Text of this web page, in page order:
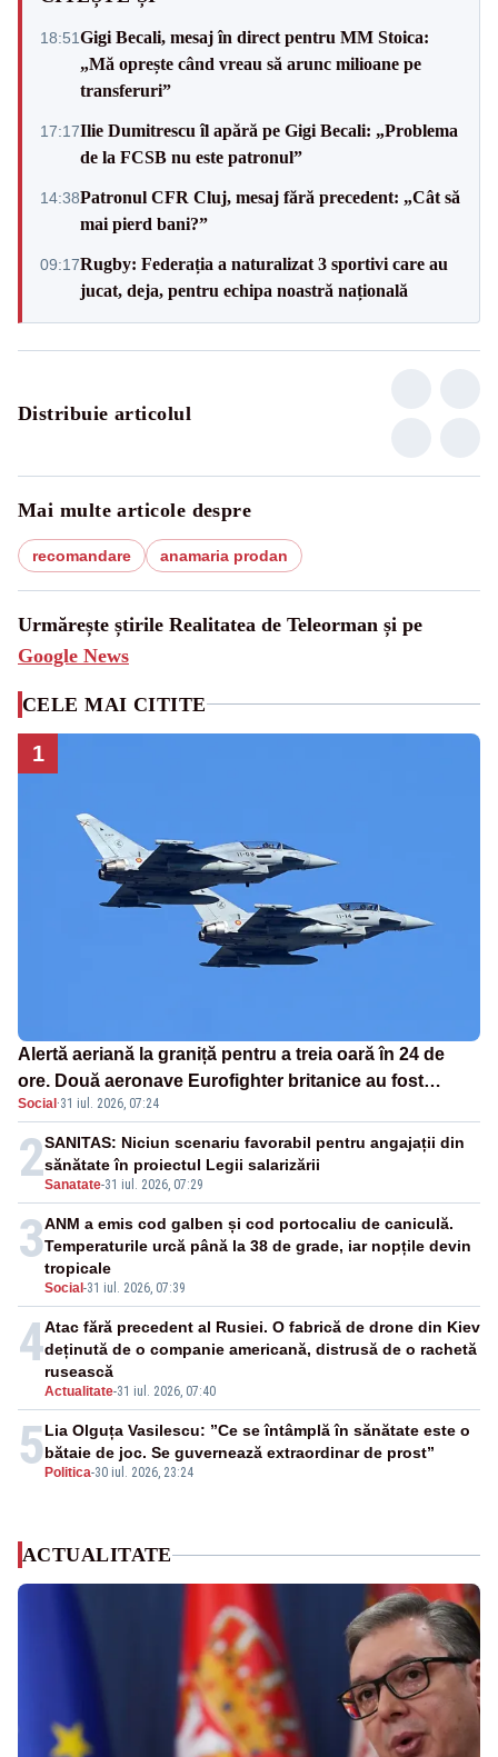
18:51Gigi Becali, mesaj în direct pentru MM Stoica:
„Mă oprește când vreau să arunc milioane pe
transferuri”
17:17Ilie Dumitrescu îl apără pe Gigi Becali: „Problema
de la FCSB nu este patronul”
14:38Patronul CFR Cluj, mesaj fără precedent: „Cât să
mai pierd bani?”
09:17Rugby: Federația a naturalizat 3 sportivi care au
jucat, deja, pentru echipa noastră națională
Distribuie articolul
Mai multe articole despre
recomandare anamaria prodan
Urmărește știrile Realitatea de Teleorman și pe
Google News
CELE MAI CITITE
1
Alertă aeriană la graniță pentru a treia oară în 24 de
ore. Două aeronave Eurofighter britanice au fost
ridicate de la sol
Social ·31 iul. 2026, 07:24
2Sanatate-31 iul. 2026, 07:29
SANITAS: Niciun scenariu favorabil pentru angajații din
sănătate în proiectul Legii salarizării
3
Social -31 iul. 2026, 07:39
ANM a emis cod galben și cod portocaliu de caniculă.
Temperaturile urcă până la 38 de grade, iar nopțile devin
tropicale
4
Actualitate-31 iul. 2026, 07:40
Atac fără precedent al Rusiei. O fabrică de drone din Kiev
deținută de o companie americană, distrusă de o rachetă
rusească
5 Politica-30 iul. 2026, 23:24
Lia Olguța Vasilescu: ”Ce se întâmplă în sănătate este o
bătaie de joc. Se guvernează extraordinar de prost”
ACTUALITATE